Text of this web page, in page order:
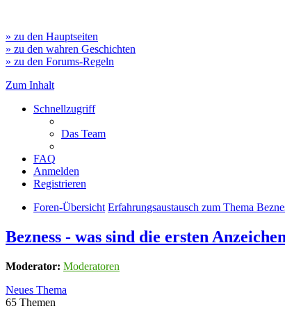
» zu den Hauptseiten
» zu den wahren Geschichten
» zu den Forums-Regeln
Zum Inhalt
Schnellzugriff
Das Team
FAQ
Anmelden
Registrieren
Foren-Übersicht Erfahrungsaustausch zum Thema
Bezness - was sind die ersten Anzeichen
Moderator: Moderatoren
Neues Thema
65 Themen